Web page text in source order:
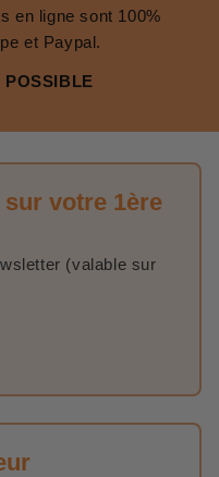
en ligne sont 100%
et Paypal.
POSSIBLE
votre 1ère
(valable sur